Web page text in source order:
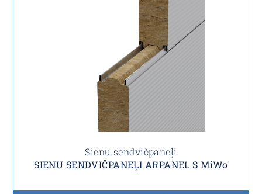
Sienu sendvičpaneļi
SIENU SENDVIČPANEĻI ARPANEL S MiWo